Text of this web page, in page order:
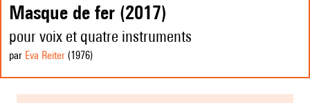
Masque de fer (2017)
pour voix et quatre instruments
par Eva Reiter (1976)